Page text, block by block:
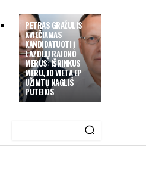
PETRAS GRAŽULIS
KVIEČIAMAS
KANDIDATUOTI Į
LAZDIJŲ RAJONO
MERUS: IŠRINKUS
MERU, JO VIETĄ EP
UŽIMTŲ NAGLIS
PUTEIKIS